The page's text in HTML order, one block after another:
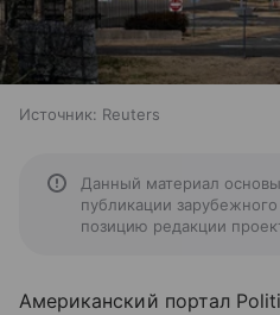
Источник: Reuters
Данный материал
публикации
позицию редакции
Американский портал